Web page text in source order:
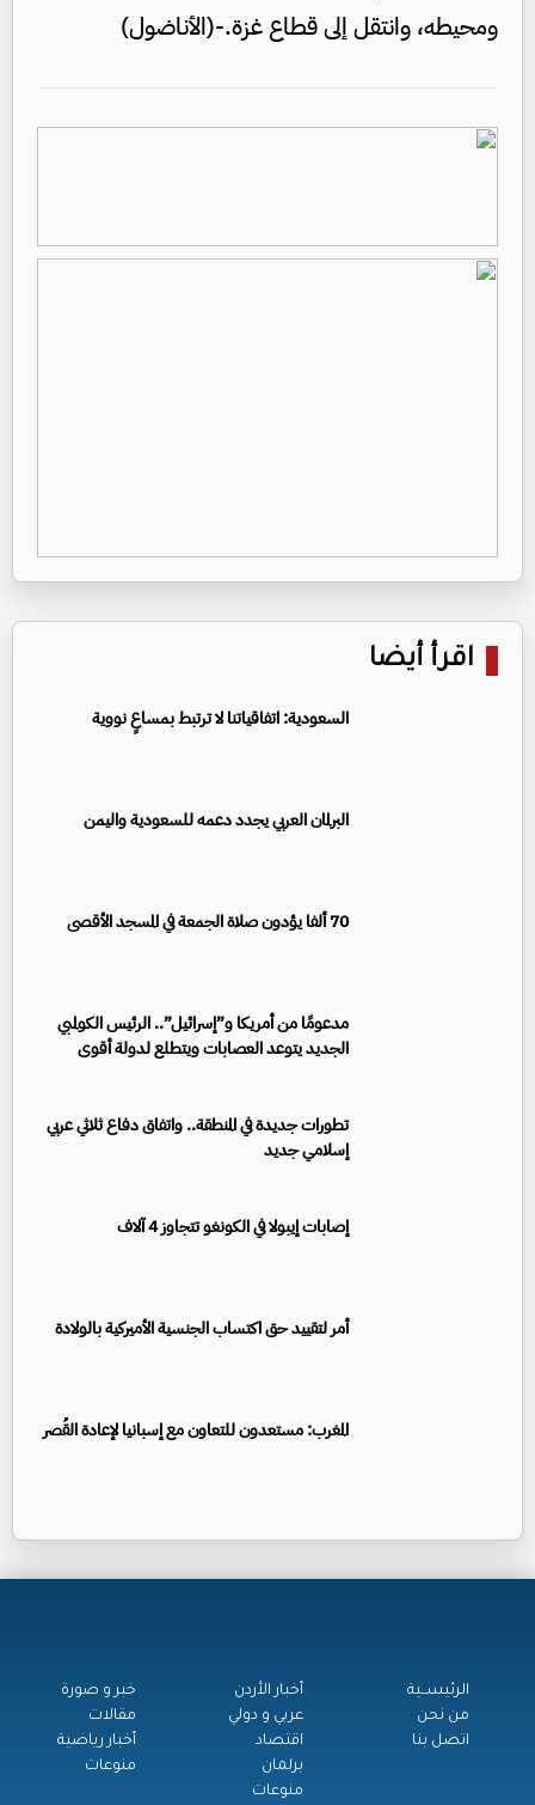
ومحيطه، وانتقل إلى قطاع غزة.-(الأناضول)
اقرأ أيضا
السعودية: اتفاقياتنا لا ترتبط بمساعٍ نووية
البرلمان العربي يجدد دعمه للسعودية واليمن
70 ألفا يؤدون صلاة الجمعة في المسجد الأقصى
مدعومًا من أمريكا و”إسرائيل”.. الرئيس الكولمبي
الجديد يتوعد العصابات ويتطلع لدولة أقوى
تطورات جديدة في المنطقة.. واتفاق دفاع ثلاثي عربي
إسلامي جديد
إصابات إيبولا في الكونغو تتجاوز 4 آلاف
أمر لتقييد حق اكتساب الجنسية الأميركية بالولادة
المغرب: مستعدون للتعاون مع إسبانيا لإعادة القُصر
الرئيســية
من نحن
اتصل بنا
أخبار الأردن
عربي و دولي
اقتصاد
برلمان
منوعات
خبر و صورة
مقالات
أخبار رياضية
منوعات